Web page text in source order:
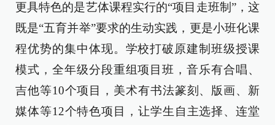
更具特色的是艺体课程实行的“项目走班制”，这
既是“五育并举”要求的生动实践，更是小班化课
程优势的集中体现。学校打破原建制班级授课
模式，全年级分段重组项目班，音乐有合唱、
吉他等10个项目，美术有书法篆刻、版画、新
媒体等12个特色项目，让学生自主选择、连堂